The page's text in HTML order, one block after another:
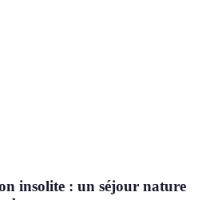
insolite : un séjour nature